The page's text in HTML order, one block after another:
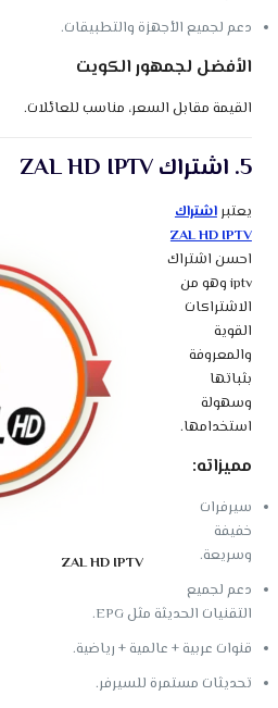
دعم لجميع الأجهزة والتطبيقات.
الأفضل لجمهور الكويت
القيمة مقابل السعر، مناسب للعائلات.
5. اشتراك ZAL HD IPTV
ZAL HD IPTV
يعتبراشتراك
ZAL HD IPTV
احسن اشتراك
iptv وهو من
الاشتراكات
القوية
والمعروفة
بثباتها
وسهولة
استخدامها.
مميزاته:
سيرفرات
خفيفة
وسريعة.
دعم لجميع
التقنيات الحديثة مثل EPG.
قنوات عربية + عالمية + رياضية.
تحديثات مستمرة للسيرفر.